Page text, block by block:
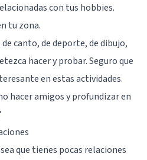
con tus hobbies.
tu zona.
canto, de deporte, de dibujo,
hacer y probar. Seguro que
en estas actividades.
hacer amigos y profundizar en
que tienes pocas relaciones